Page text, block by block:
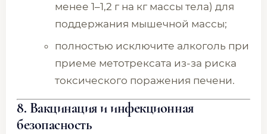
менее 1–1,2 г на кг массы тела) для
поддержания мышечной массы;
полностью исключите алкоголь при
приеме метотрексата из-за риска
токсического поражения печени.
8. Вакцинация и инфекционная
безопасность